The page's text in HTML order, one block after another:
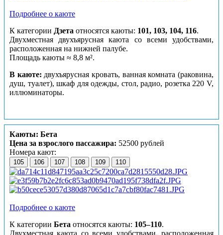
Подробнее о каюте
К категории Дзета относятся каюты: 101, 103, 104, 116.
Двухместная двухъярусная каюта со всеми удобствами,
расположенная на нижней палубе.
Площадь каюты ≈ 8,8 м².
В каюте: двухъярусная кровать, ванная комната (раковина,
душ, туалет), шкаф для одежды, стол, радио, розетка 220 V,
иллюминаторы.
Каюты: Бета
Цена за взрослого пассажира: 52500 рублей
Номера кают:
105 106 107 108 109 110
Подробнее о каюте
К категории Бета относятся каюты: 105–110.